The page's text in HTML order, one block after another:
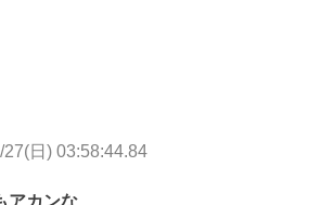
27(日) 03:58:44.84
アカンな